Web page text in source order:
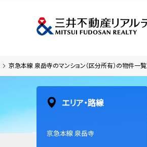
京急本線 泉岳寺のマンション（区分所有）の物件一覧
エリア・路線
京急本線 泉岳寺